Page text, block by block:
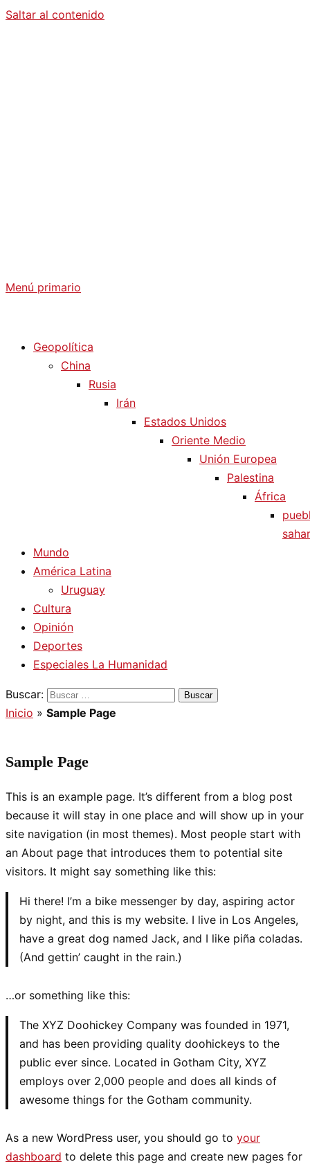
Saltar al contenido
Menú primario
Geopolítica
China
Rusia
Irán
Estados Unidos
Oriente Medio
Unión Europea
Palestina
África
Mundo
América Latina
Uruguay
Cultura
Opinión
Deportes
Especiales La Humanidad
Buscar:
Inicio » Sample Page
Sample Page
This is an example page. It’s different from a blog post
because it will stay in one place and will show up in your
site navigation (in most themes). Most people start with
an About page that introduces them to potential site
visitors. It might say something like this:
Hi there! I’m a bike messenger by day, aspiring actor
by night, and this is my website. I live in Los Angeles,
have a great dog named Jack, and I like piña coladas.
(And gettin’ caught in the rain.)
…or something like this:
The XYZ Doohickey Company was founded in 1971,
and has been providing quality doohickeys to the
public ever since. Located in Gotham City, XYZ
employs over 2,000 people and does all kinds of
awesome things for the Gotham community.
As a new WordPress user, you should go to your
dashboard to delete this page and create new pages for